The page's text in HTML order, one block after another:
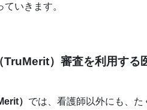
いきます。
TruMerit）審査を利用する
） では、看護師以外にも、た